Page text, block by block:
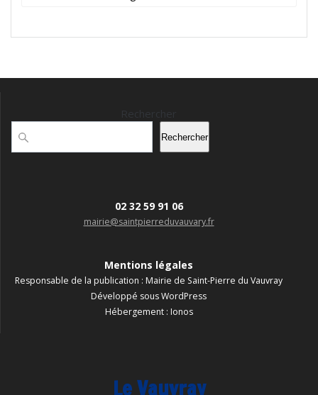
Rechercher
02 32 59 91 06
mairie@saintpierreduvauvary.fr
Mentions légales
Responsable de la publication : Mairie de Saint-Pierre du Vauvray
Développé sous WordPress
Hébergement : Ionos
Le Vauvray